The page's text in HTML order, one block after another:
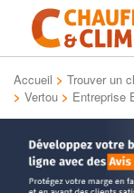
Accueil > Trouver un
> Vertou > Entreprise